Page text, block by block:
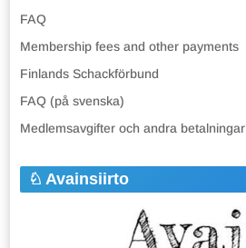
FAQ
Membership fees and other payments
Finlands Schackförbund
FAQ (på svenska)
Medlemsavgifter och andra betalningar
Avainsiirto